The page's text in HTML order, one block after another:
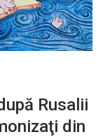
Rusalii
din